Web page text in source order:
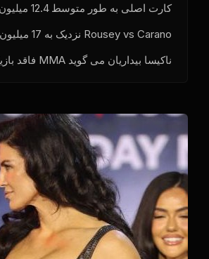
کارت اصلی به طور متوسط 12.4 میلیون بیننده جهانی داشت.
Rousey vs Carano نزدیک به 17 میلیون بیننده داشت.
ناکیسا بیداریان می گوید MMA فاقد بازیکن شماره دو واضح است